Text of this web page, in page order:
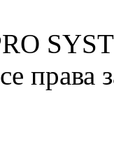
права